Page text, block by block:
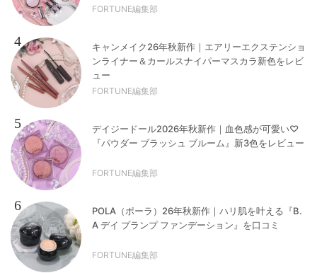
FORTUNE編集部
4
キャンメイク26年秋新作｜エアリーエクステンショ
ンライナー＆カールスナイパーマスカラ新色をレビ
ュー
FORTUNE編集部
5
デイジードール2026年秋新作｜血色感が可愛い♡
『パウダー ブラッシュ ブルーム』新3色をレビュー
FORTUNE編集部
6
POLA（ポーラ）26年秋新作｜ハリ肌を叶える『B.
A デイ プランプ ファンデーション』を口コミ
FORTUNE編集部